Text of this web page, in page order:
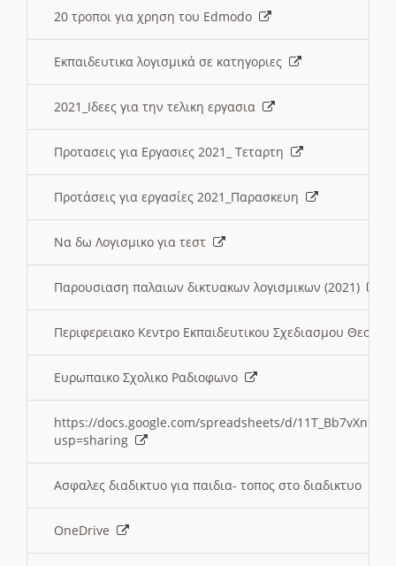
20 τροποι για χρηση του Edmodo
Εκπαιδευτικα λογισμικά σε κατηγοριες
2021_Ιδεες για την τελικη εργασια
Προτασεις για Εργασιες 2021_ Τεταρτη
Προτάσεις για εργασίες 2021_Παρασκευη
Να δω Λογισμικο για τεστ
Παρουσιαση παλαιων δικτυακων λογισμικων (2021)
Περιφερειακο Κεντρο Εκπαιδευτικου Σχεδιασμου
Ευρωπαικο Σχολικο Ραδιοφωνο
https://docs.google.com/spreadsheets/d/
usp=sharing
Ασφαλες διαδικτυο για παιδια- τοπος στο διαδικτυο
OneDrive